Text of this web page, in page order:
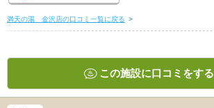
満天の湯 金沢店の口コミ一覧に戻る >
この施設に口コミをする